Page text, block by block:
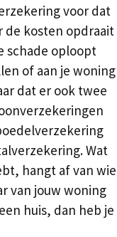
voor dat
de kosten opdraait
schade oploopt
of aan je woning
dat er ook twee
Wat
hangt af van wie
van jouw woning
huis, dan heb je